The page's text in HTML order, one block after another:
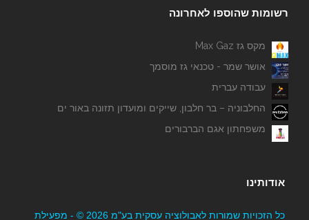
רשומות שהוספו לאחרונה
מקס גז Max Gaz
אושר שמר - טכנאי גז מוסמך
עבודה עברית
החלבוניה – בר חלבון, שייקים ומועדון תזונה באור ים
משפחתון אגם הברבורים
אודותינו
כל הזכויות שמורות לאבולוציה עסקית בע"מ 2026 © - מפעילת